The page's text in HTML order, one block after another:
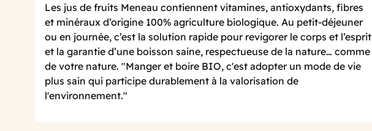
Les jus de fruits Meneau contiennent vitamines, antioxydants, fibres
et minéraux d’origine 100% agriculture biologique. Au petit-déjeuner
ou en journée, c’est la solution rapide pour revigorer le corps et l’esprit
et la garantie d’une boisson saine, respectueuse de la nature… comme
de votre nature. "Manger et boire BIO, c'est adopter un mode de vie
plus sain qui participe durablement à la valorisation de
l'environnement."